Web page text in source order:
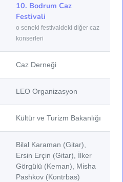
10. Bodrum Caz
Festivali
o seneki festivaldeki diğer caz
konserleri
Caz Derneği
LEO Organizasyon
Kültür ve Turizm Bakanlığı
Bilal Karaman (Gitar),
Ersin Erçin (Gitar), İlker
Görgülü (Keman), Misha
Pashkov (Kontrbas)